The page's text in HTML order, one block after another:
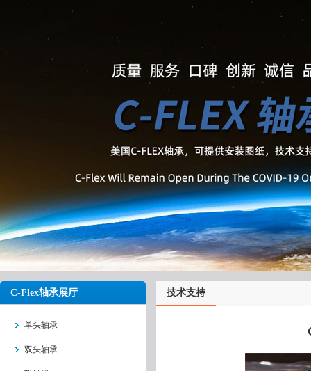
C-Flex轴承展厅
单头轴承
双头轴承
技术支持